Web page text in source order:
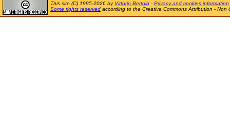
This site (C) 1995-2026 by Vittorio Bertola - Privacy and cookies information
Some rights reserved according to the Creative Commons Attribution - Non